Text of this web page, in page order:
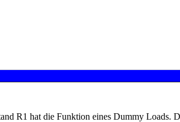
R1 hat die Funktion eines Dummy